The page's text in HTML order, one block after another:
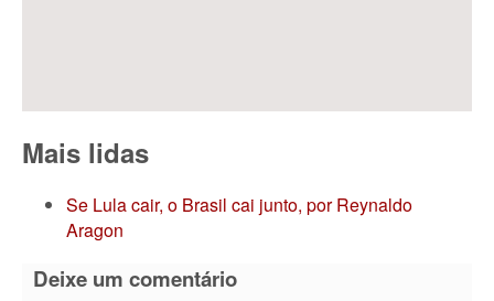
Mais lidas
Se Lula cair, o Brasil cai junto, por Reynaldo
Aragon
Deixe um comentário